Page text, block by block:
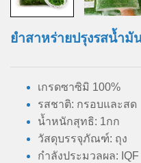
ยำสาหร่ายปรุงรสน้ำมั
เกรดซาซิมิ 100%
รสชาติ: กรอบและสด
น้ำหนักสุทธิ: 1กก
วัสดุบรรจุภัณฑ์: ถุง
กำลังประมวลผล: IQF